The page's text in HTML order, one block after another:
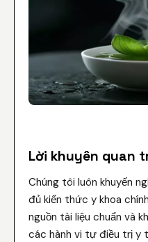
Lời khuyên quan
Chúng tôi luôn khuyến
đủ kiến thức y khoa
nguồn tài liệu chuẩn và
các hành vi tự điều trị y